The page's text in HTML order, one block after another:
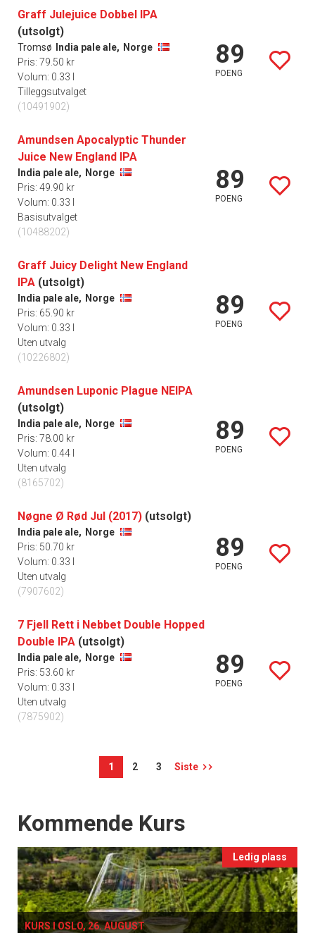
Graff Julejuice Dobbel IPA
(utsolgt)
Tromsø India pale ale, Norge
Pris: 79.50 kr
Volum: 0.33 l
Tilleggsutvalget
(10491902)
89
POENG
Amundsen Apocalyptic Thunder
Juice New England IPA
India pale ale, Norge
Pris: 49.90 kr
Volum: 0.33 l
Basisutvalget
(10488202)
89
POENG
Graff Juicy Delight New England
IPA (utsolgt)
India pale ale, Norge
Pris: 65.90 kr
Volum: 0.33 l
Uten utvalg
(10226802)
89
POENG
Amundsen Luponic Plague NEIPA
(utsolgt)
India pale ale, Norge
Pris: 78.00 kr
Volum: 0.44 l
Uten utvalg
(8165702)
89
POENG
Nøgne Ø Rød Jul (2017) (utsolgt)
India pale ale, Norge
Pris: 50.70 kr
Volum: 0.33 l
Uten utvalg
(7907602)
89
POENG
7 Fjell Rett i Nebbet Double Hopped
Double IPA (utsolgt)
India pale ale, Norge
Pris: 53.60 kr
Volum: 0.33 l
Uten utvalg
(7875902)
89
POENG
1 2 3 Siste
Events
Kommende Kurs
Ledig plass
KURS I OSLO, 26. AUGUST